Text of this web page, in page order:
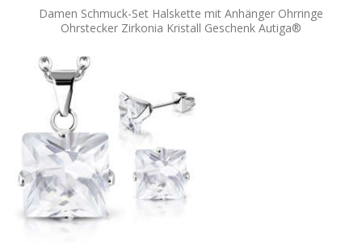
Damen Schmuck-Set Halskette mit Anhänger Ohrringe
Ohrstecker Zirkonia Kristall Geschenk Autiga®